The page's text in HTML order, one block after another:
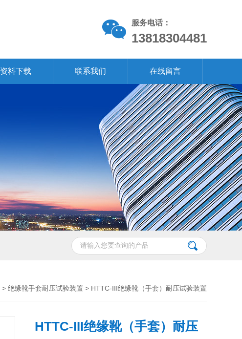
服务电话：
13818304481
资料下载 联系我们 在线留言
> 绝缘靴手套耐压试验装置 > HTTC-III绝缘靴（手套）耐压试验装置
HTTC-III绝缘靴（手套）耐压